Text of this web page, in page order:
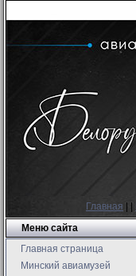
Главная
Меню сайта
Главная страница
Минский авиамузей